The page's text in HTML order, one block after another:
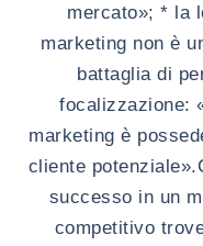
mercato»; * la
marketing non è
battaglia di
focalizzazione:
marketing è
cliente potenziale».
successo in un
competitivo